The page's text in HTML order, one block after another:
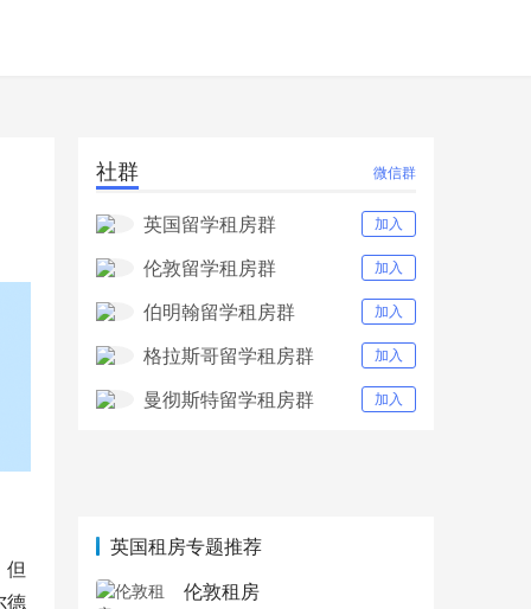
但
德
社群 微信群
英国留学租房群 加入
伦敦留学租房群 加入
伯明翰留学租房群 加入
格拉斯哥留学租房群 加入
曼彻斯特留学租房群 加入
英国租房专题推荐
伦敦租房